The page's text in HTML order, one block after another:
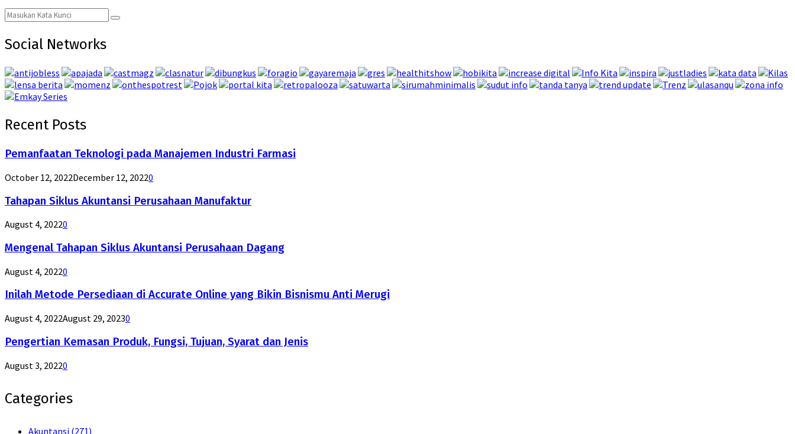
Search
for:
Search
Social Networks
Recent Posts
Pemanfaatan Teknologi pada Manajemen Industri Farmasi
October 12, 2022December 12, 20220
Tahapan Siklus Akuntansi Perusahaan Manufaktur
August 4, 20220
Mengenal Tahapan Siklus Akuntansi Perusahaan Dagang
August 4, 20220
Inilah Metode Persediaan di Accurate Online yang Bikin Bisnismu Anti Merugi
August 4, 2022August 29, 20230
Pengertian Kemasan Produk, Fungsi, Tujuan, Syarat dan Jenis
August 3, 20220
Categories
Akuntansi (271)